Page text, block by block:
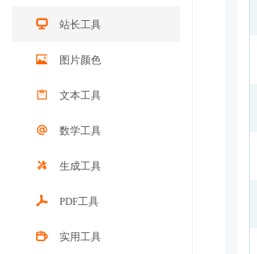
站长工具
图片颜色
文本工具
数学工具
生成工具
PDF工具
实用工具